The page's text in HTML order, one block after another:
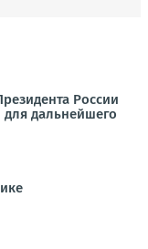
России
для дальнейшего